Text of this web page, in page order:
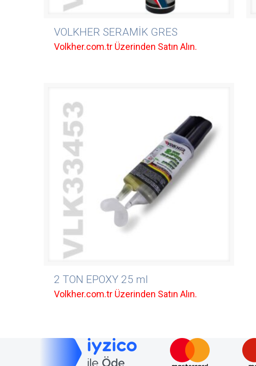
VOLKHER SERAMİK GRES
Volkher.com.tr Üzerinden Satın Alın.
2 TON EPOXY 25 ml
Volkher.com.tr Üzerinden Satın Alın.